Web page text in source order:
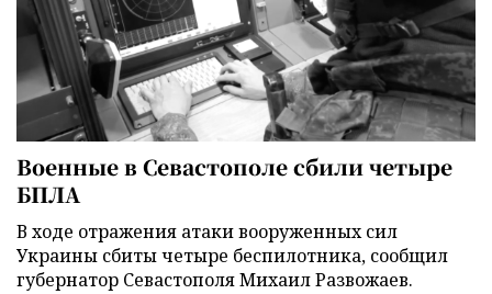
Военные в Севастополе сбили четыре
БПЛА
В ходе отражения атаки вооруженных сил
Украины сбиты четыре беспилотника, сообщил
губернатор Севастополя Михаил Развожаев.